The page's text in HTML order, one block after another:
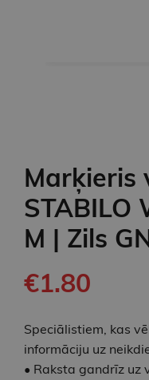
Marķieris
STABILO
M | Zils
€1.80
Speciālistiem, kas
informāciju uz
• Raksta gandrīz uz